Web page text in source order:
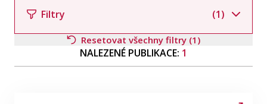
NALEZENÉ PUBLIKACE: 1
Filtry (1)
Resetovat všechny filtry (1)